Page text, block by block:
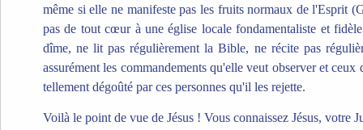
même si elle ne manifeste pas les fruits normaux de l'Esprit
pas de tout cœur à une église locale fondamentaliste et
dîme, ne lit pas régulièrement la Bible, ne récite pas
assurément les commandements qu'elle veut observer et ceux
tellement dégoûté par ces personnes qu'il les rejette.
Voilà le point de vue de Jésus ! Vous connaissez Jésus, votre